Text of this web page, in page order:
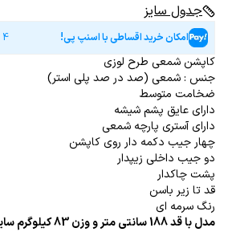
جدول سایز
امکان خرید اقساطی با اسنپ پی! 4 قسط ماهانه
کاپشن شمعی طرح لوزی
جنس : شمعی (صد در صد پلی استر)
ضخامت متوسط
دارای عایق پشم شیشه
دارای آستری پارچه شمعی
چهار جیب دکمه دار روی کاپشن
دو جیب داخلی زیپدار
پشت چاکدار
قد تا زیر باسن
رنگ سرمه ای
مدل با قد 188 سانتی متر و وزن 83 کیلوگرم سایز L پوشیده است.